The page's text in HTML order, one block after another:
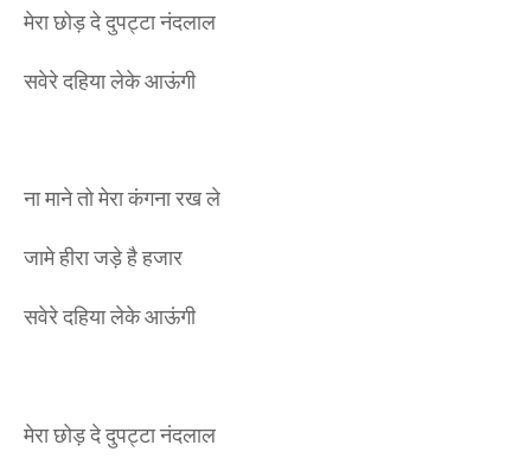
मेरा छोड़ दे दुपट्टा नंदलाल
सवेरे दहिया लेके आऊंगी
ना माने तो मेरा कंगना रख ले
जामे हीरा जड़े है हजार
सवेरे दहिया लेके आऊंगी
मेरा छोड़ दे दुपट्टा नंदलाल